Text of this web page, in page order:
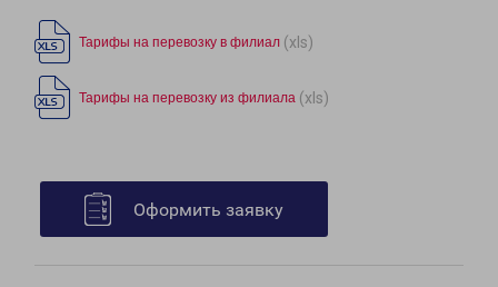
Тарифы на перевозку в филиал (xls)
Тарифы на перевозку из филиала (xls)
Оформить заявку